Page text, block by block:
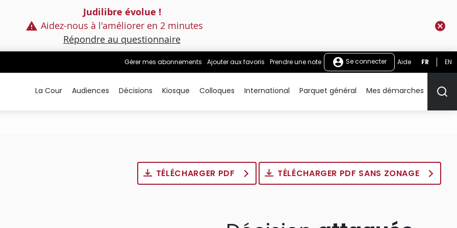
Judilibre évolue !
Aidez-nous à l'améliorer en 2 minutes
Répondre au questionnaire
Gérer mes abonnements Ajouter aux favoris Prendre une note Se connecter Aide FR EN
La Cour Audiences Décisions Kiosque Colloques International Parquet général Mes démarches
TÉLÉCHARGER PDF TÉLÉCHARGER PDF SANS ZONAGE